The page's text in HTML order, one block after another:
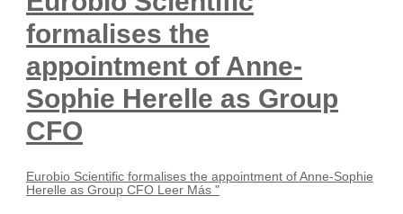
formalises the
appointment of Anne-
Sophie Herelle as Group
CFO
Eurobio Scientific formalises the appointment of Anne-Sophie
Herelle as Group CFO Leer Más "